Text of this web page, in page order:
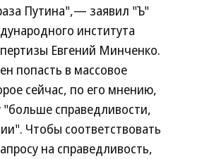
Путина",— заявил "Ъ"
института
Евгений Минченко.
попасть в массовое
сейчас, по его мнению,
"больше справедливости,
Чтобы соответствовать
на справедливость,